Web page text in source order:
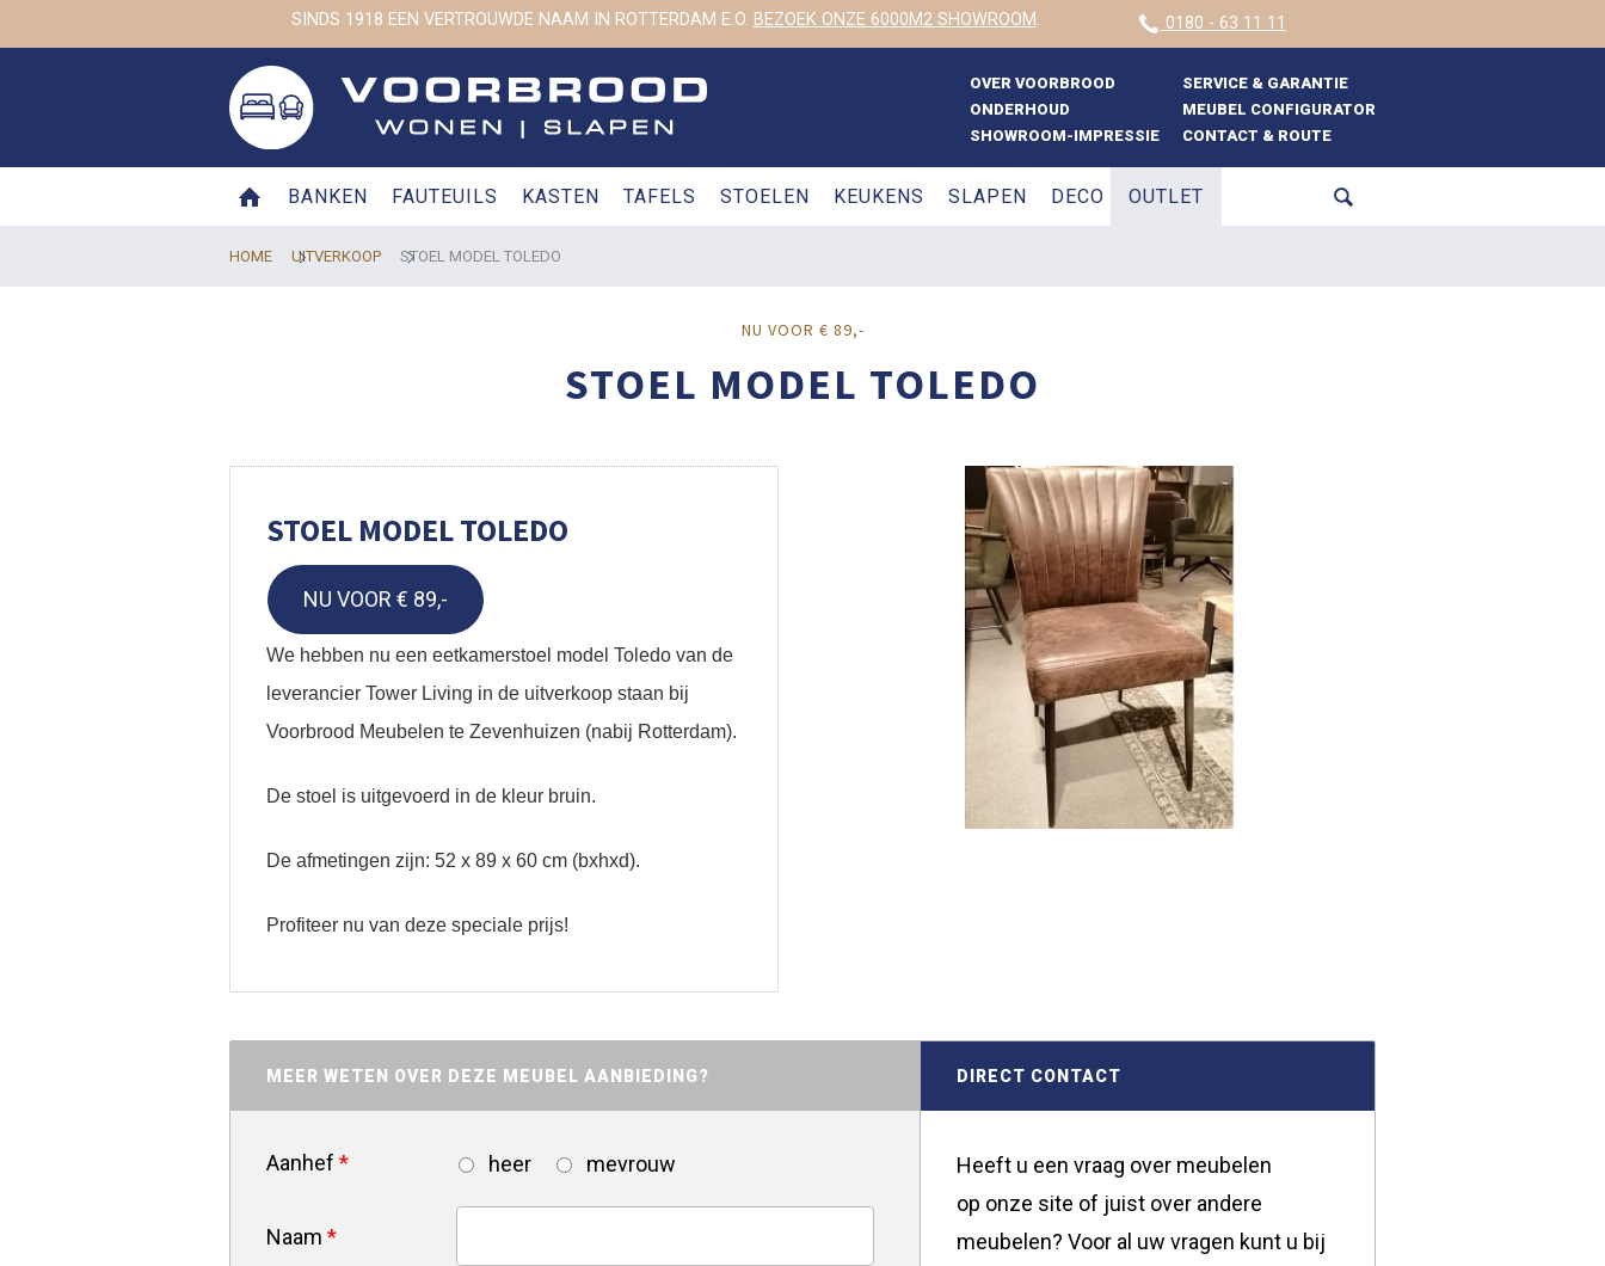
SINDS 1918 EEN VERTROUWDE NAAM IN ROTTERDAM E.O. BEZOEK ONZE 6000M2 SHOWROOM. 0180 - 63 11 11
OVER VOORBROOD
SERVICE & GARANTIE
ONDERHOUD
MEUBEL CONFIGURATOR
SHOWROOM-IMPRESSIE
CONTACT & ROUTE
BANKEN FAUTEUILS KASTEN TAFELS STOELEN KEUKENS SLAPEN DECO OUTLET
HOME UITVERKOOP STOEL MODEL TOLEDO
STOEL MODEL TOLEDO
NU VOOR € 89,-
STOEL MODEL TOLEDO
NU VOOR € 89,-
We hebben nu een eetkamerstoel model Toledo van de
leverancier Tower Living in de uitverkoop staan bij
Voorbrood Meubelen te Zevenhuizen (nabij Rotterdam).
De stoel is uitgevoerd in de kleur bruin.
De afmetingen zijn: 52 x 89 x 60 cm (bxhxd).
Profiteer nu van deze speciale prijs!
MEER WETEN OVER DEZE MEUBEL AANBIEDING?
Aanhef * heer mevrouw
Naam *
DIRECT CONTACT
Heeft u een vraag over meubelen
op onze site of juist over andere
meubelen? Voor al uw vragen kunt u bij